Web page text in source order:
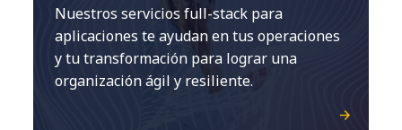
Nuestros servicios full-stack para
aplicaciones te ayudan en tus operaciones
y tu transformación para lograr una
organización ágil y resiliente.